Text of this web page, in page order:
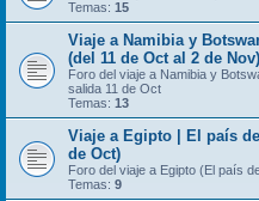
Temas: 15
Viaje a Namibia y
(del 11 de Oct al 2 de Nov)
Foro del viaje a Namibia y
salida 11 de Oct
Temas: 13
Viaje a Egipto | El país
de Oct)
Foro del viaje a Egipto (El país
Temas: 9